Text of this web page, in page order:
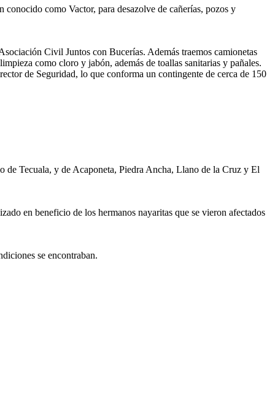
como Vactor, para desazolve de cañerías, pozos y
Civil Juntos con Bucerías. Además traemos camionetas
como cloro y jabón, además de toallas sanitarias y pañales.
de Seguridad, lo que conforma un contingente de cerca de 150
Tecuala, y de Acaponeta, Piedra Ancha, Llano de la Cruz y El
en beneficio de los hermanos nayaritas que se vieron afectados
se encontraban.